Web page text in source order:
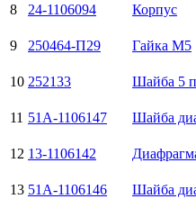
8
24-1106094 Корпус
9
250464-П29 Гайка М5
10 252133 Шайба 5
11 51А-1106147 Шайба
12 13-1106142
13 51А-1106146 Шайба